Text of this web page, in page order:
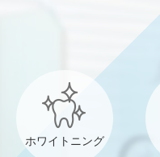
ホワイトニング